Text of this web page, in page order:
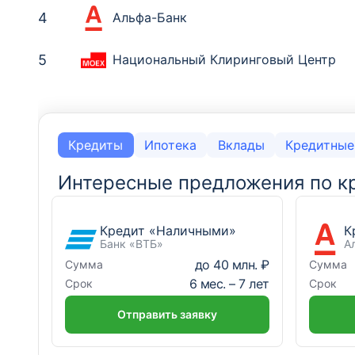
4 Альфа-Банк
5 Национальный Клиринговый Центр
1
Т-Банк
1
Т-Банк
Газпромбанк
Кредиты Ипотека Вклады
Интересные предложения по
Кредит «Наличными»
Банк «ВТБ»
Сумма
до 40 млн. ₽
Срок 6 мес. – 7лет
Отправить заявку
Сумма
Срок